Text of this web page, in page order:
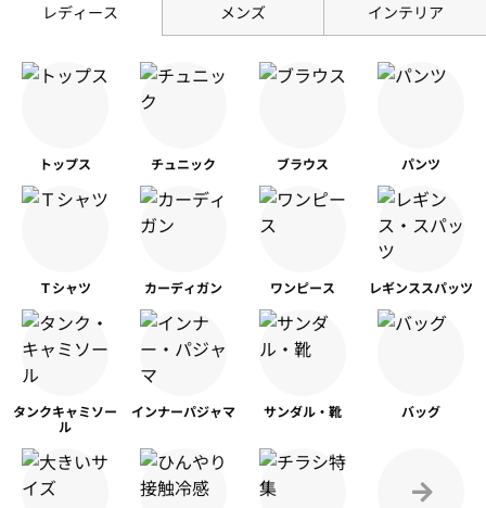
レディース メンズ インテリア
トップス チュニック ブラウス パンツ
Ｔシャツ カーディガン ワンピース レギンススパッツ
タンクキャミソー
ル
インナーパジャマ サンダル・靴 バッグ